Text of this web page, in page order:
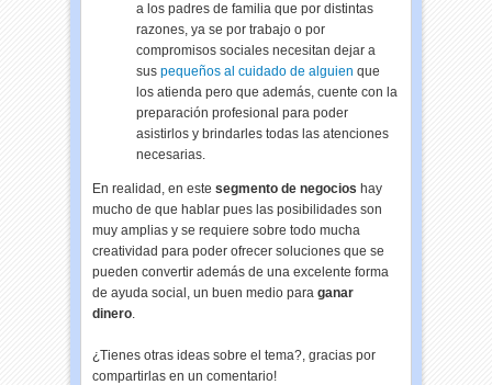
a los padres de familia que por distintas
razones, ya se por trabajo o por
compromisos sociales necesitan dejar a
suspequeños al cuidado de alguien que
los atienda pero que además, cuente con la
preparación profesional para poder
asistirlos y brindarles todas las atenciones
necesarias.
En realidad, en estesegmento de negocios hay
mucho de que hablar pues las posibilidades son
muy amplias y se requiere sobre todo mucha
creatividad para poder ofrecer soluciones que se
pueden convertir además de una excelente forma
de ayuda social, un buen medio paraganar
dinero.
¿Tienes otras ideas sobre el tema?, gracias por
compartirlas en un comentario!